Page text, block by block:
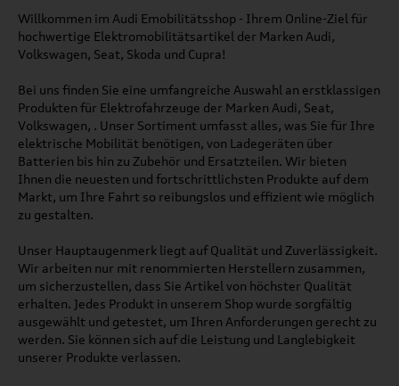
Willkommen im Audi Emobilitätsshop - Ihrem Online-Ziel für
hochwertige Elektromobilitätsartikel der Marken Audi,
Volkswagen, Seat, Skoda und Cupra!
Bei uns finden Sie eine umfangreiche Auswahl an erstklassigen
Produkten für Elektrofahrzeuge der Marken Audi, Seat,
Volkswagen, . Unser Sortiment umfasst alles, was Sie für Ihre
elektrische Mobilität benötigen, von Ladegeräten über
Batterien bis hin zu Zubehör und Ersatzteilen. Wir bieten
Ihnen die neuesten und fortschrittlichsten Produkte auf dem
Markt, um Ihre Fahrt so reibungslos und effizient wie möglich
zu gestalten.
Unser Hauptaugenmerk liegt auf Qualität und Zuverlässigkeit.
Wir arbeiten nur mit renommierten Herstellern zusammen,
um sicherzustellen, dass Sie Artikel von höchster Qualität
erhalten. Jedes Produkt in unserem Shop wurde sorgfältig
ausgewählt und getestet, um Ihren Anforderungen gerecht zu
werden. Sie können sich auf die Leistung und Langlebigkeit
unserer Produkte verlassen.